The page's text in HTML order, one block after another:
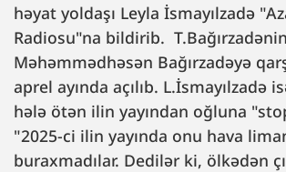
həyat yoldaşı Leyla İsmayılzadə
Radiosu"na bildirib.
Məhəmmədhəsən Bağırzadəyə
aprel ayında açılıb. L.İsmayılzadə
hələ ötən ilin yayından oğluna
"2025-ci ilin yayında onu hava
buraxmadılar. Dedilər ki, ölkədən